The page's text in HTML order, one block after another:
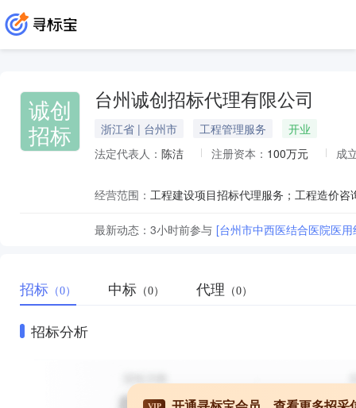
诚创
招标
台州诚创招标代理有限公司
浙江省 | 台州市 工程管理服务
开业
法定代表人： 陈洁 注册资本： 100万元 成
经营范围：
最新动态： 3小时前参与 [台州市中西医结合医院医
招标 （0） 中标 （0） 代理 （0）
招标分析
VIP